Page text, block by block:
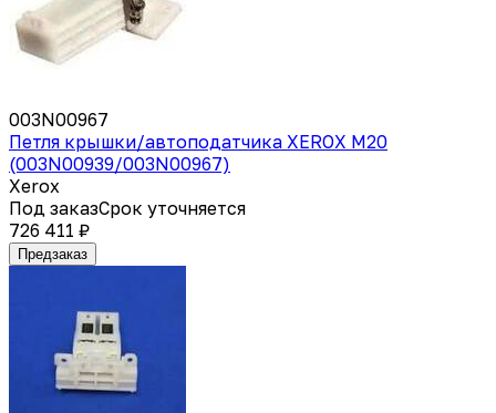
003N00967
Петля крышки/автоподатчика XEROX M20
(003N00939/003N00967)
Xerox
Под заказСрок уточняется
726 411 ₽
Предзаказ